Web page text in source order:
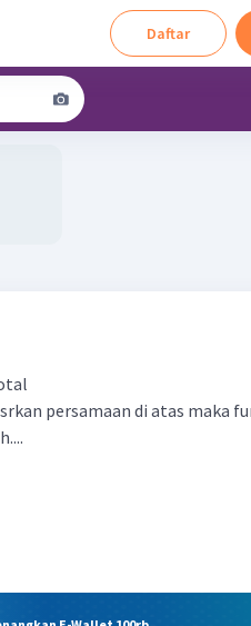
Daftar
persamaan di atas maka